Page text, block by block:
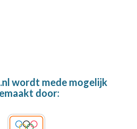
wordt mede mogelijk
door: